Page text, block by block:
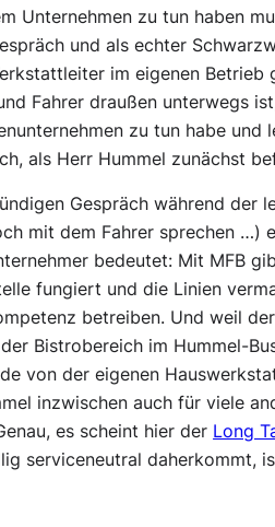
Unternehmen zu tun haben
und als echter
im eigenen Betrieb
Fahrer draußen unterwegs
zu tun habe
als Herr Hummel zunächst
Gespräch während
mit dem Fahrer sprechen …)
bedeutet: Mit MFB
fungiert und die Linien
betreiben. Und weil
Bistrobereich im Hummel-
von der eigenen
inzwischen auch für viele
es scheint hier der Long
serviceneutral daherkommt,